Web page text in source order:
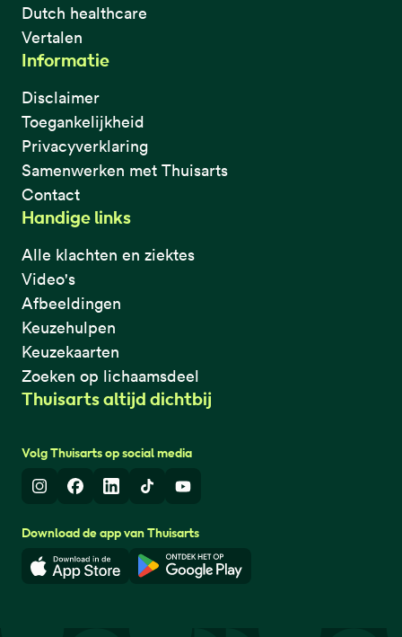
Dutch healthcare
Vertalen
Informatie
Disclaimer
Toegankelijkheid
Privacyverklaring
Samenwerken met Thuisarts
Contact
Handige links
Alle klachten en ziektes
Video's
Afbeeldingen
Keuzehulpen
Keuzekaarten
Zoeken op lichaamsdeel
Thuisarts altijd dichtbij
Volg Thuisarts op social media
InstagramFacebook
LinkedInTikTokYoutube
Download de app van Thuisarts
Download in de App StoreDownload in de Google Play